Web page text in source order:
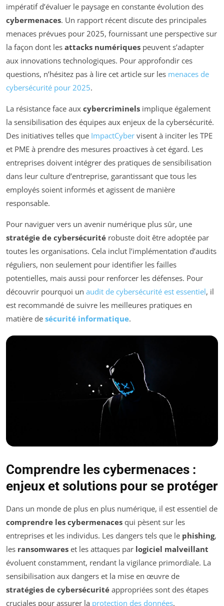
impératif d’évaluer le paysage en constante évolution des
cybermenaces. Un rapport récent discute des principales
menaces prévues pour 2025, fournissant une perspective sur
la façon dont les attacks numériques peuvent s’adapter
aux innovations technologiques. Pour approfondir ces
questions, n’hésitez pas à lire cet article sur les menaces de
cybersécurité pour 2025.
La résistance face aux cybercriminels implique également
la sensibilisation des équipes aux enjeux de la cybersécurité.
Des initiatives telles que ImpactCyber visent à inciter les TPE
et PME à prendre des mesures proactives à cet égard. Les
entreprises doivent intégrer des pratiques de sensibilisation
dans leur culture d’entreprise, garantissant que tous les
employés soient informés et agissent de manière
responsable.
Pour naviguer vers un avenir numérique plus sûr, une
stratégie de cybersécurité robuste doit être adoptée par
toutes les organisations. Cela inclut l’implémentation d’audits
réguliers, non seulement pour identifier les failles
potentielles, mais aussi pour renforcer les défenses. Pour
découvrir pourquoi un audit de cybersécurité est essentiel, il
est recommandé de suivre les meilleures pratiques en
matière de sécurité informatique.
Comprendre les cybermenaces :
enjeux et solutions pour se protéger
Dans un monde de plus en plus numérique, il est essentiel de
comprendre les cybermenaces qui pèsent sur les
entreprises et les individus. Les dangers tels que le phishing,
les ransomwares et les attaques par logiciel malveillant
évoluent constamment, rendant la vigilance primordiale. La
sensibilisation aux dangers et la mise en œuvre de
stratégies de cybersécurité appropriées sont des étapes
cruciales pour assurer la protection des données.